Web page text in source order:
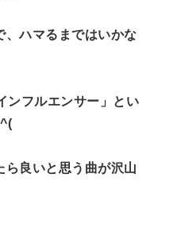
、ハマるまではいかな
ンフルエンサー」とい
ら良いと思う曲が沢山